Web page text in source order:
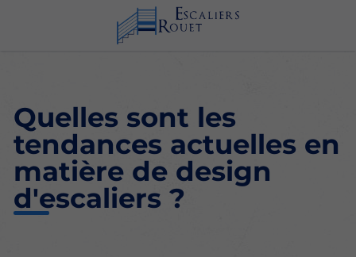
Quelles sont les
tendances actuelles en
matière de design
d'escaliers ?